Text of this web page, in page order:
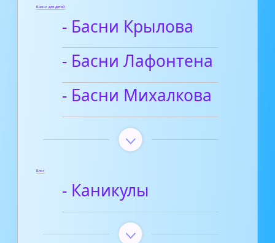
Басни для детей
- Басни Крылова
- Басни Лафонтена
- Басни Михалкова
Блог
- Каникулы